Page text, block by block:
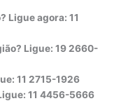
Ligue agora: 11
Ligue: 19 2660-
11 2715-1926
11 4456-5666